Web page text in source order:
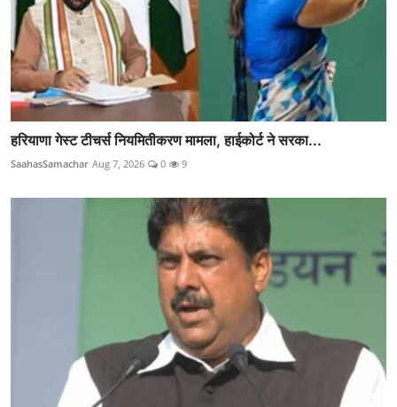
हरियाणा गेस्ट टीचर्स नियमितीकरण मामला, हाईकोर्ट ने सरका...
SaahasSamachar Aug 7, 2026 0 9